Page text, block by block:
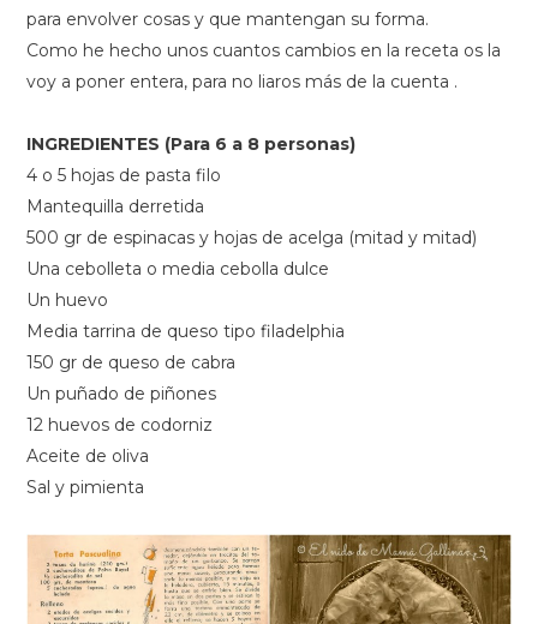
para envolver cosas y que mantengan su forma.
Como he hecho unos cuantos cambios en la receta os la
voy a poner entera, para no liaros más de la cuenta .
INGREDIENTES (Para 6 a 8 personas)
4 o 5 hojas de pasta filo
Mantequilla derretida
500 gr de espinacas y hojas de acelga (mitad y mitad)
Una cebolleta o media cebolla dulce
Un huevo
Media tarrina de queso tipo filadelphia
150 gr de queso de cabra
Un puñado de piñones
12 huevos de codorniz
Aceite de oliva
Sal y pimienta